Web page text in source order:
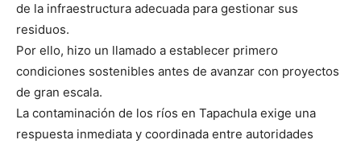
de la infraestructura adecuada para gestionar sus
residuos.
Por ello, hizo un llamado a establecer primero
condiciones sostenibles antes de avanzar con proyectos
de gran escala.
La contaminación de los ríos en Tapachula exige una
respuesta inmediata y coordinada entre autoridades